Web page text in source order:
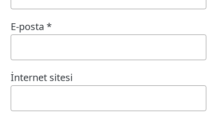
E-posta *
İnternet sitesi